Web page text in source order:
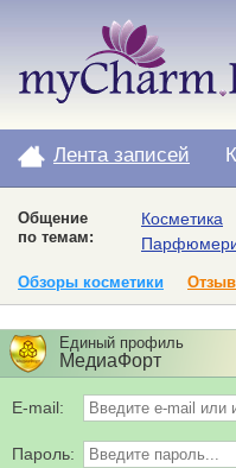
Лента записей
Общение
по темам:
Косметика
Обзоры косметики
Единый профиль
МедиаФорт
E-mail:
Пароль: